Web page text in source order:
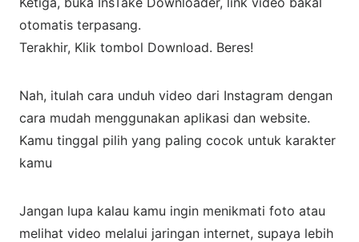
otomatis terpasang.
Terakhir, Klik tombol Download. Beres!
Nah, itulah cara unduh video dari Instagram dengan
cara mudah menggunakan aplikasi dan website.
Kamu tinggal pilih yang paling cocok untuk karakter
kamu
Jangan lupa kalau kamu ingin menikmati foto atau
melihat video melalui jaringan internet, supaya lebih